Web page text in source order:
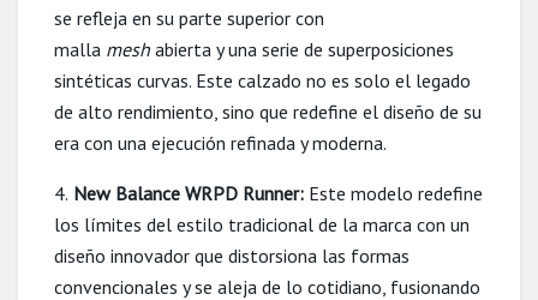
se refleja en su parte superior con
malla mesh abierta y una serie de superposiciones
sintéticas curvas. Este calzado no es solo el legado
de alto rendimiento, sino que redefine el diseño de su
era con una ejecución refinada y moderna.
4. New Balance WRPD Runner: Este modelo redefine
los límites del estilo tradicional de la marca con un
diseño innovador que distorsiona las formas
convencionales y se aleja de lo cotidiano, fusionando